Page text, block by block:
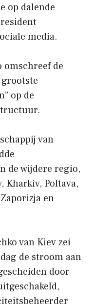
op dalende
media.
omschreef de
grootste
op de
van
de wijdere regio,
Kharkiv, Poltava,
en
van Kiev zei
de stroom aan
door